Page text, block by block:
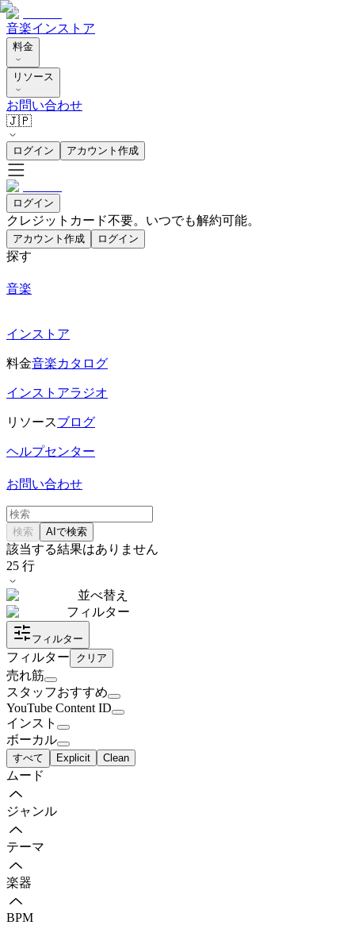
音楽インストア
料金
リソース
お問い合わせ
🇯🇵
ログイン アカウント作成
ログイン
クレジットカード不要。いつでも解約可能。
アカウント作成 ログイン
探す
音楽
インストア
料金音楽カタログ
インストアラジオ
リソースブログ
ヘルプセンター
お問い合わせ
検索 AIで検索
該当する結果はありません
25 行
並べ替え
フィルター
フィルター
フィルター クリア
売れ筋
スタッフおすすめ
YouTube Content ID
インスト
ボーカル
すべて Explicit Clean
ムード
ジャンル
テーマ
楽器
BPM